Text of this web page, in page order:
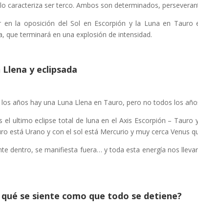
caracteriza ser terco. Ambos son determinados,
en la oposición del Sol en Escorpión y la Luna en
que terminará en una explosión de intensidad.
Llena y eclipsada
años hay una Luna Llena en Tauro, pero no todos los
el ultimo eclipse total de luna en el Axis Escorpión –
está Urano y con el sol está Mercurio y muy cerca Venus
dentro, se manifiesta fuera… y toda esta energía nos
qué se siente como que todo se detiene?